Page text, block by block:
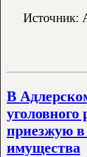
Источник:
В
приезжую в
имущества